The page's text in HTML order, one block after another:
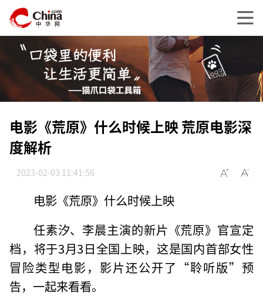
电影《荒原》什么时候上映 荒原电影深
度解析
2023-02-03 11:41:56
电影《荒原》什么时候上映
任素汐、李晨主演的新片《荒原》官宣定
档，将于3月3日全国上映，这是国内首部女性
冒险类型电影，影片还公开了“聆听版”预
告，一起来看看。